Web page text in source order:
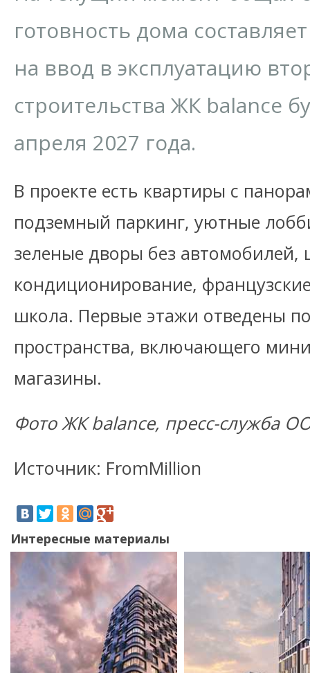
готовность дома
на ввод в эксплуатацию
строительства ЖК balance
апреля 2027 года.
В проекте есть квартиры с
подземный паркинг, уютные
зеленые дворы без автомобилей,
кондиционирование,
школа. Первые этажи отведены
пространства, включающего
магазины.
Фото ЖК balance, пресс-служба
Источник: FromMillion
Интересные материалы